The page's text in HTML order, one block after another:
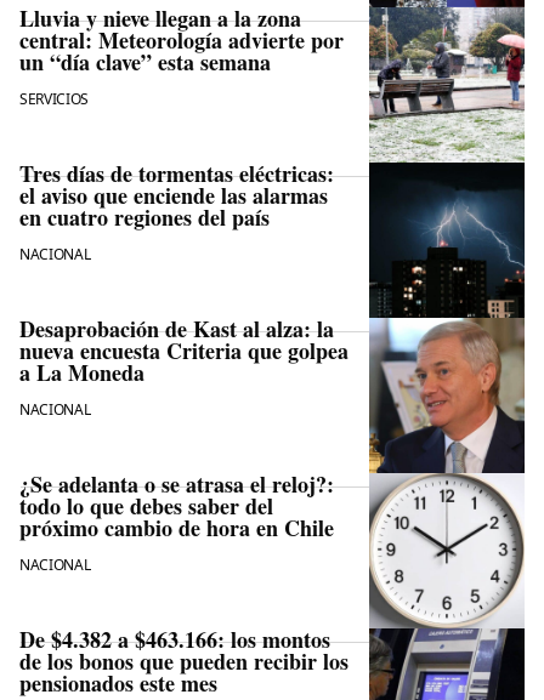
Lluvia y nieve llegan a la zona
central: Meteorología advierte por
un “día clave” esta semana
SERVICIOS
Tres días de tormentas eléctricas:
el aviso que enciende las alarmas
en cuatro regiones del país
NACIONAL
Desaprobación de Kast al alza: la
nueva encuesta Criteria que golpea
a La Moneda
NACIONAL
¿Se adelanta o se atrasa el reloj?:
todo lo que debes saber del
próximo cambio de hora en Chile
NACIONAL
De $4.382 a $463.166: los montos
de los bonos que pueden recibir los
pensionados este mes